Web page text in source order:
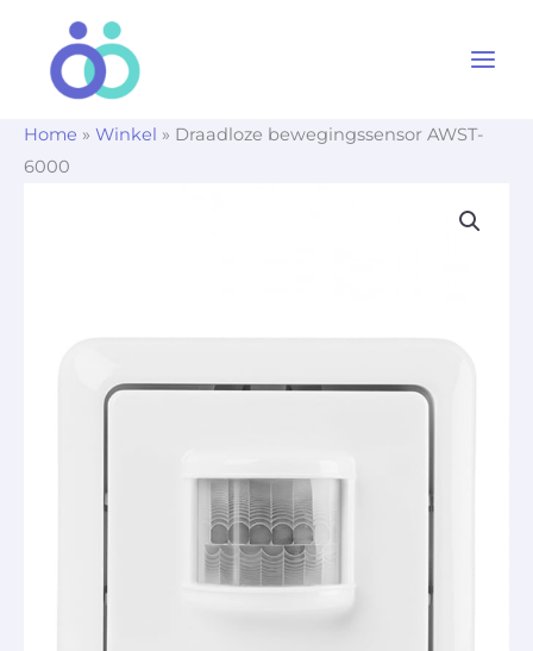
Home » Winkel » Draadloze bewegingssensor AWST-
6000